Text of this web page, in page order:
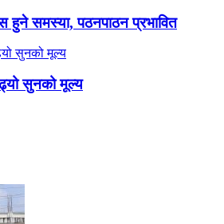
हुने समस्या, पठनपाठन प्रभावित
सुनको मूल्य